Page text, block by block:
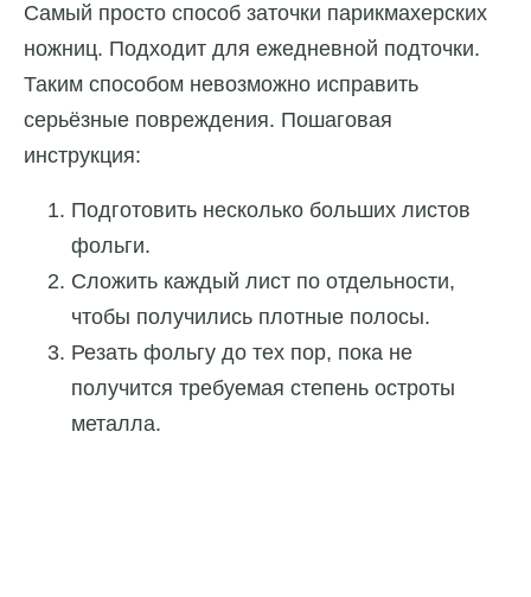
Самый просто способ заточки парикмахерских
ножниц. Подходит для ежедневной подточки.
Таким способом невозможно исправить
серьёзные повреждения. Пошаговая
инструкция:
Подготовить несколько больших листов
фольги.
Сложить каждый лист по отдельности,
чтобы получились плотные полосы.
Резать фольгу до тех пор, пока не
получится требуемая степень остроты
металла.